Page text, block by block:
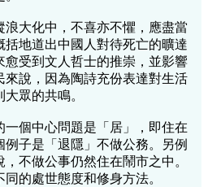
浪大化中，不喜亦不懼，應盡當
地道出中國人對待死亡的曠達
愈受到文人哲士的推崇，並影響
來說，因為陶詩充份表達對生活
眾的共鳴。
個中心問題是「居」，即住在
子是「退隱」不做公務。另例
不做公事仍然住在鬧市之中。
的處世態度和修身方法。